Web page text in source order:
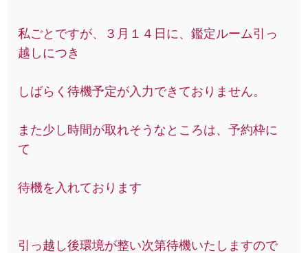
私ごとですが、３月１４日に、鑑定ルーム引っ
越しにつき
しばらく待機予定が入力できておりません。
また少し時間が取れそうなところは、予約枠に
て
待機を入れております
引っ越し後環境が整い次第待機いたしますので